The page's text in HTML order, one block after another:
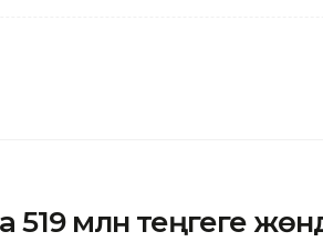
519 млн теңгеге